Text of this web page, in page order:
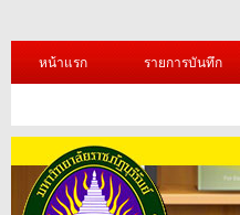
หน้าแรก รายการบันทึก